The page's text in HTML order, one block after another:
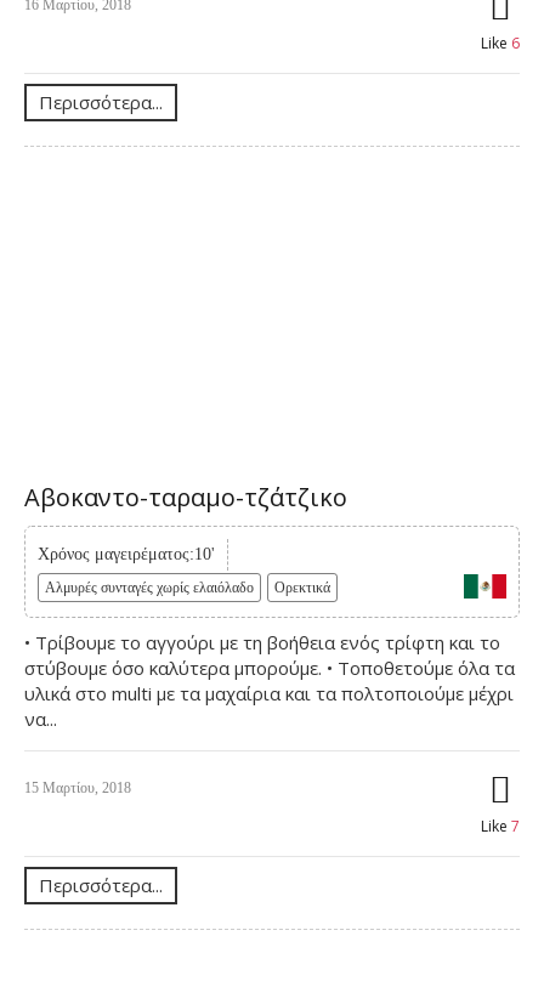
16 Μαρτίου, 2018
Like 6
Περισσότερα...
Αβοκαντο-ταραμο-τζάτζικο
Χρόνος μαγειρέματος:10'
Αλμυρές συνταγές χωρίς ελαιόλαδο Ορεκτικά
• Τρίβουμε το αγγούρι με τη βοήθεια ενός τρίφτη και το
στύβουμε όσο καλύτερα μπορούμε. • Τοποθετούμε όλα τα
υλικά στο multi με τα μαχαίρια και τα πολτοποιούμε μέχρι
να...
15 Μαρτίου, 2018
Like 7
Περισσότερα...